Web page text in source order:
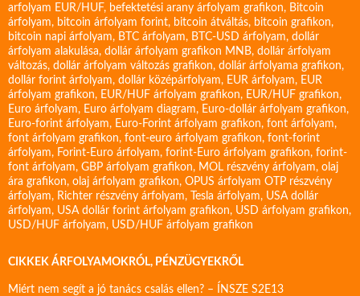
arfolyam EUR/HUF, befektetési arany árfolyam grafikon, Bitcoin
árfolyam, bitcoin árfolyam forint, bitcoin átváltás, bitcoin grafikon,
bitcoin napi árfolyam, BTC árfolyam, BTC-USD árfolyam, dollár
árfolyam alakulása, dollár árfolyam grafikon MNB, dollár árfolyam
változás, dollár árfolyam változás grafikon, dollár árfolyama grafikon,
dollár forint árfolyam, dollár középárfolyam, EUR árfolyam, EUR
árfolyam grafikon, EUR/HUF árfolyam grafikon, EUR/HUF grafikon,
Euro árfolyam, Euro árfolyam diagram, Euro-dollár árfolyam grafikon,
Euro-forint árfolyam, Euro-Forint árfolyam grafikon, font árfolyam,
font árfolyam grafikon, font-euro árfolyam grafikon, font-forint
árfolyam, Forint-Euro árfolyam, forint-Euro árfolyam grafikon, forint-
font árfolyam, GBP árfolyam grafikon, MOL részvény árfolyam, olaj
ára grafikon, olaj árfolyam grafikon, OPUS árfolyam OTP részvény
árfolyam, Richter részvény árfolyam, Tesla árfolyam, USA dollár
árfolyam, USA dollár forint árfolyam grafikon, USD árfolyam grafikon,
USD/HUF árfolyam, USD/HUF árfolyam grafikon
CIKKEK ÁRFOLYAMOKRÓL, PÉNZÜGYEKRŐL
Miért nem segít a jó tanács csalás ellen? – ÍNSZE S2E13